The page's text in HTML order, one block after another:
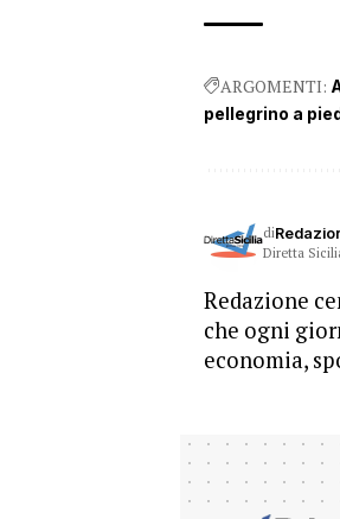
ARGOMENTI:
pellegrino a
di
Diretta
Redazione
che ogni
economia,